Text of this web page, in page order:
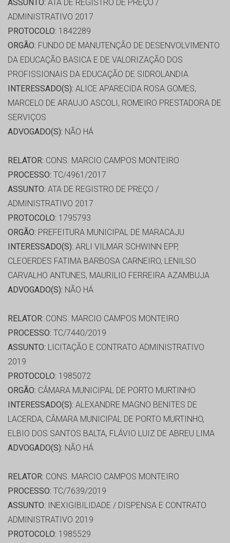
ASSUNTO: ATA DE REGISTRO DE PREÇO /
ADMINISTRATIVO 2017
PROTOCOLO: 1842289
ORGÃO: FUNDO DE MANUTENÇÃO DE DESENVOLVIMENTO
DA EDUCAÇÃO BASICA E DE VALORIZAÇÃO DOS
PROFISSIONAIS DA EDUCAÇÃO DE SIDROLANDIA
INTERESSADO(S): ALICE APARECIDA ROSA GOMES,
MARCELO DE ARAUJO ASCOLI, ROMEIRO PRESTADORA DE
SERVIÇOS
ADVOGADO(S): NÃO HÁ
RELATOR: CONS. MARCIO CAMPOS MONTEIRO
PROCESSO: TC/4961/2017
ASSUNTO: ATA DE REGISTRO DE PREÇO /
ADMINISTRATIVO 2017
PROTOCOLO: 1795793
ORGÃO: PREFEITURA MUNICIPAL DE MARACAJU
INTERESSADO(S): ARLI VILMAR SCHWINN EPP,
CLEOERDES FATIMA BARBOSA CARNEIRO, LENILSO
CARVALHO ANTUNES, MAURILIO FERREIRA AZAMBUJA
ADVOGADO(S): NÃO HÁ
RELATOR: CONS. MARCIO CAMPOS MONTEIRO
PROCESSO: TC/7440/2019
ASSUNTO: LICITAÇÃO E CONTRATO ADMINISTRATIVO
2019
PROTOCOLO: 1985072
ORGÃO: CÂMARA MUNICIPAL DE PORTO MURTINHO
INTERESSADO(S): ALEXANDRE MAGNO BENITES DE
LACERDA, CÂMARA MUNICIPAL DE PORTO MURTINHO,
ELBIO DOS SANTOS BALTA, FLÁVIO LUIZ DE ABREU LIMA
ADVOGADO(S): NÃO HÁ
RELATOR: CONS. MARCIO CAMPOS MONTEIRO
PROCESSO: TC/7639/2019
ASSUNTO: INEXIGIBILIDADE / DISPENSA E CONTRATO
ADMINISTRATIVO 2019
PROTOCOLO: 1985529